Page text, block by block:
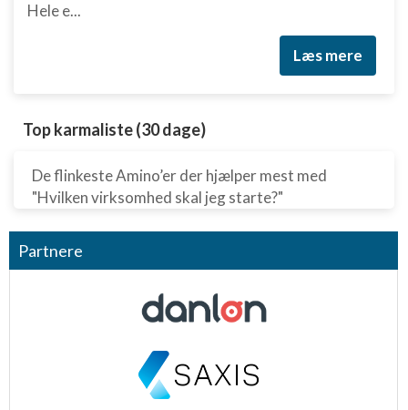
Hele e...
Læs mere
Top karmaliste (30 dage)
De flinkeste Amino’er der hjælper mest med
"Hvilken virksomhed skal jeg starte?"
Partnere